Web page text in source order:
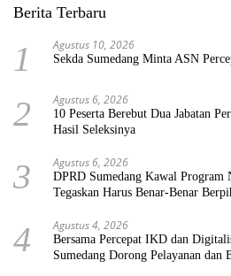
Berita Terbaru
1 Agustus 10, 2026
Sekda Sumedang Minta ASN
2 Agustus 6, 2026
10 Peserta Berebut Dua Jabatan
Hasil Seleksinya
3 Agustus 6, 2026
DPRD Sumedang Kawal Program
Tegaskan Harus Benar-Benar
4 Agustus 4, 2026
Bersama Percepat IKD dan
Sumedang Dorong Pelayanan dan